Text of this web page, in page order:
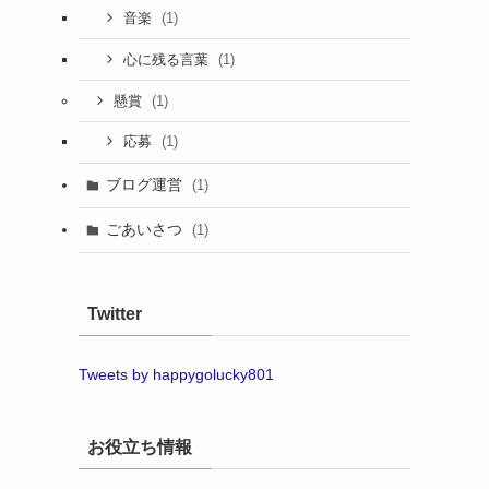
音楽 (1)
心に残る言葉 (1)
懸賞 (1)
応募 (1)
ブログ運営 (1)
ごあいさつ (1)
Twitter
Tweets by happygolucky801
お役立ち情報